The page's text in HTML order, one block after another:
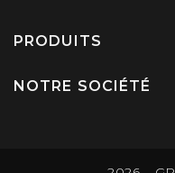
PRODUITS
NOTRE SOCIÉTÉ